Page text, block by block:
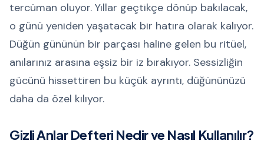
tercüman oluyor. Yıllar geçtikçe dönüp bakılacak,
o günü yeniden yaşatacak bir hatıra olarak kalıyor.
Düğün gününün bir parçası haline gelen bu ritüel,
anılarınız arasına eşsiz bir iz bırakıyor. Sessizliğin
gücünü hissettiren bu küçük ayrıntı, düğününüzü
daha da özel kılıyor.
Gizli Anlar Defteri Nedir ve Nasıl Kullanılır?